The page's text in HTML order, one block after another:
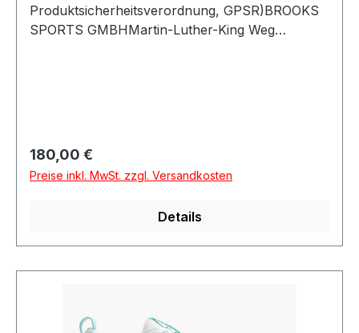
Produktsicherheitsverordnung, GPSR)BROOKS
SPORTS GMBHMartin-Luther-King Weg
Regulärer Preis:
180,00 €
Preise inkl. MwSt. zzgl. Versandkosten
Details